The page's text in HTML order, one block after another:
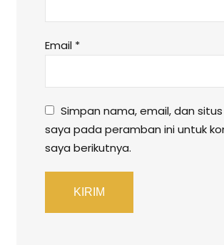
Email *
Simpan nama, email, dan
saya pada peramban ini untuk
saya berikutnya.